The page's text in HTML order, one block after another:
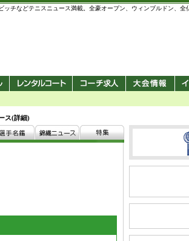
チなどテニスニュース満載。全豪オープン、ウィンブルドン、全
ス(詳細)